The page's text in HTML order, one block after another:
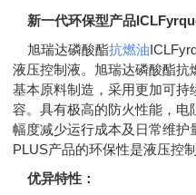
新一代环保型产品
旭瑞达磷酸酯抗燃油
液压控制液。旭瑞达磷酸酯抗
基本原料制造，采用更加可持
容。具有极高的防火性能，电
幅度减少运行成本及日常维护
PLUS产品的环保性是液压控
优异特性：